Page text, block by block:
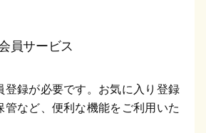
員サービス
登録が必要です。お気に入り登録
管など、便利な機能をご利用いた